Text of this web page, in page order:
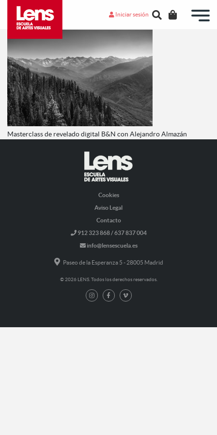
Iniciar sesión
Masterclass de revelado digital B&N con Alejandro Almazán
Cookies
Aviso Legal
Contacto
912 323 868 / 637 837 004
info@lensescuela.es
Paseo de la Esperanza 5 - 28005 Madrid
© 2026 LENS. Todos los derechos reservados.